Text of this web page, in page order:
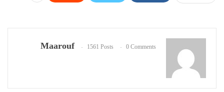
Maarouf 1561 Posts 0 Comments